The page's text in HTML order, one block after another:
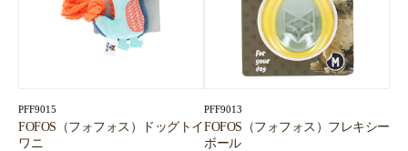
PFF9015
FOFOS（フォフォス）ドッグトイ
ワニ
PFF9013
FOFOS（フォフォス）フレキシー
ボール